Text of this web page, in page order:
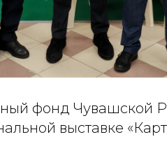
фонд Чувашской
выставке